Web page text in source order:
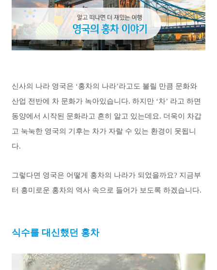
신사의 나라 영국은 ‘홍차의 나라’라고도 불릴 만큼 문화와
산업 전반에 차 문화가 녹아있습니다. 하지만 ‘차’ 라고 하면
동양에서 시작된 문화라고 흔히 알고 있는데요. 더욱이 차갑
고 눅눅한 영국의 기후는 차가 자랄 수 있는 환경이 못됩니
다.
그렇다면 영국은 어떻게 홍차의 나라가 되었을까요? 지금부
터 흥미로운 홍차의 역사 속으로 들어가 보도록 하겠습니다.
식수를 대신했던 홍차